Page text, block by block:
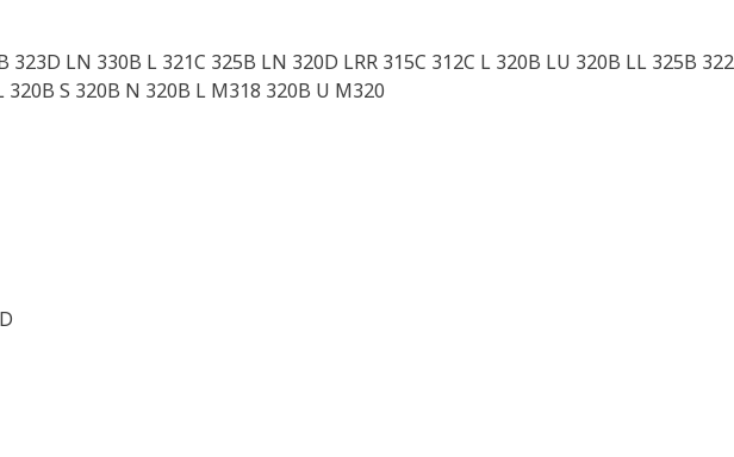
LN 330B L 321C 325B LN 320D LRR 315C 312C L 320B LU 320B LL 325B
320B S 320B N 320B L M318 320B U M320